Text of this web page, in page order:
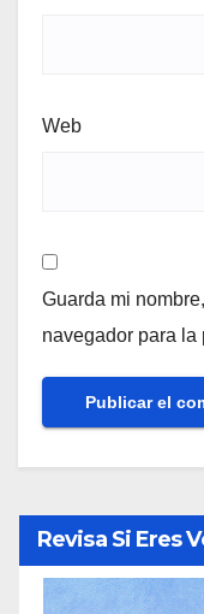
Web
Guarda mi
navegador para la
Revisa Si Eres